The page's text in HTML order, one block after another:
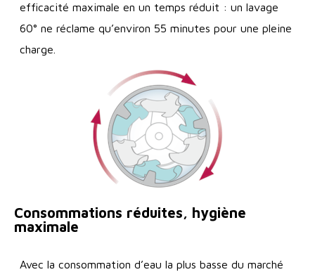
efficacité maximale en un temps réduit : un lavage
60° ne réclame qu’environ 55 minutes pour une pleine
charge.
Consommations réduites, hygiène
maximale
Avec la consommation d’eau la plus basse du marché